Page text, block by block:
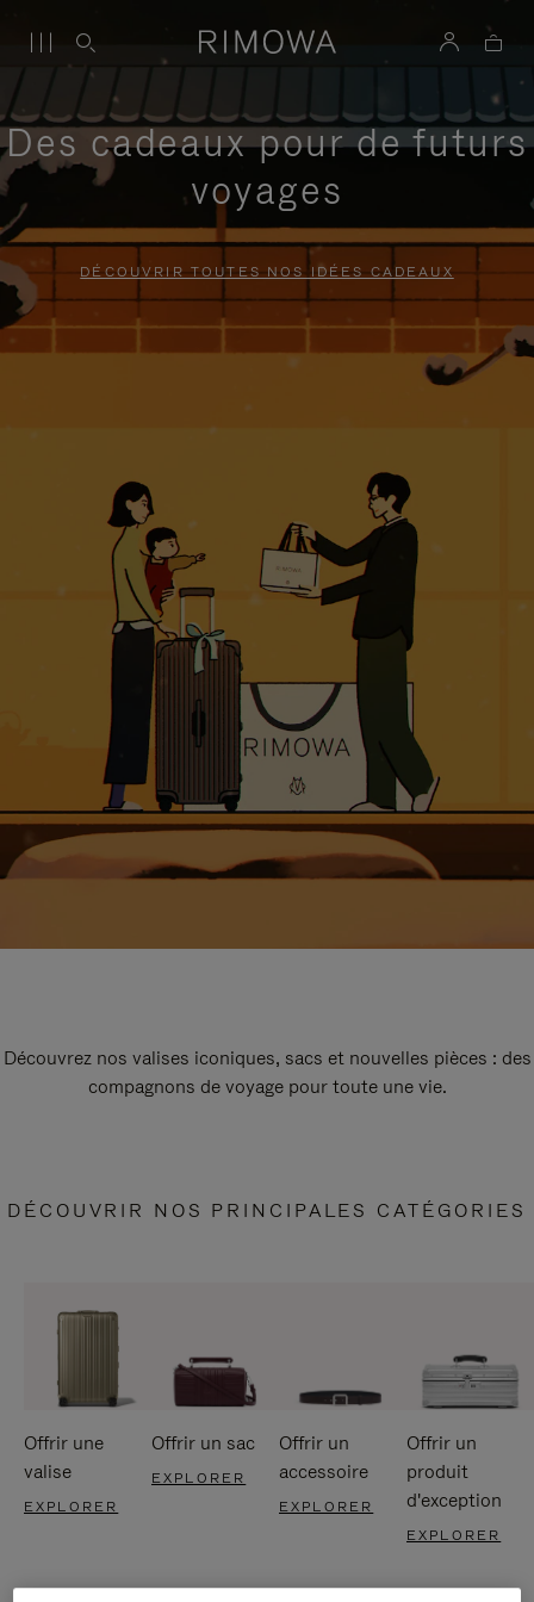
Des cadeaux pour de futurs
voyages
DÉCOUVRIR TOUTES NOS IDÉES CADEAUX
Découvrez nos valises iconiques, sacs et nouvelles pièces : des
compagnons de voyage pour toute une vie.
DÉCOUVRIR NOS PRINCIPALES CATÉGORIES
Offrir une
valise
EXPLORER
Offrir un sac
EXPLORER
Offrir un
accessoire
EXPLORER
Offrir un
produit
d'exception
EXPLORER